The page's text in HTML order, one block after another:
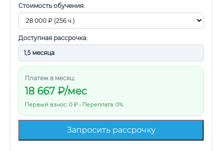
Стоимость обучения:
Доступная рассрочка:
Платеж в месяц:
18 667 ₽/мес
Первый взнос: 0 ₽ • Переплата: 0%
Запросить рассрочку